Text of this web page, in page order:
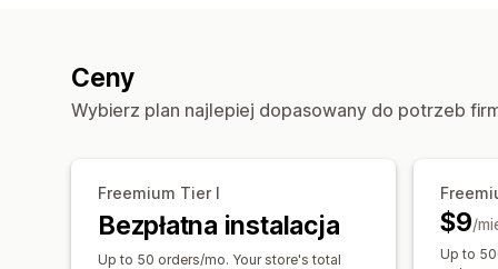
Ceny
Wybierz plan najlepiej dopasowany do potrzeb
Freemium Tier I
Bezpłatna instalacja
Up to 50 orders/mo. Your store's total
$9/
Up to